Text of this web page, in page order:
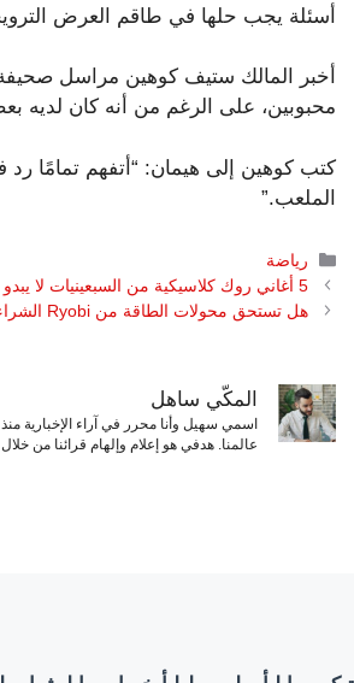
أسئلة يجب حلها في طاقم العرض
محبوبين، على الرغم من أنه كان لديه
كتب كوهين إلى هيمان: “أتفهم تمامًا
الملعب.”
التصنيفات
رياضة
5 أغاني روك كلاسيكية من السبعينيات لا يبدو عمرها 50 عامًا
هل تستحق محولات الطاقة من Ryobi الشراء؟
المكّي ساهل
اسمي سهيل وأنا محرر في آراء الإخبارية
عالمنا. هدفي هو إعلام وإلهام قرائنا من خلال